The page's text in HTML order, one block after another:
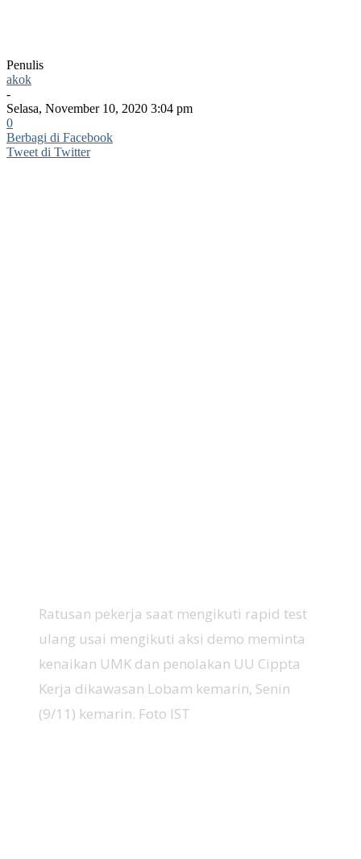
Penulis
akok
-
Selasa, November 10, 2020 3:04 pm
0
Berbagi di Facebook
Tweet di Twitter
Ratusan pekerja saat mengikuti rapid test
ulang usai mengikuti aksi demo meminta
kenaikan UMK dan penolakan UU Cippta
Kerja dikawasan Lobam kemarin, Senin
(9/11) kemarin. Foto IST